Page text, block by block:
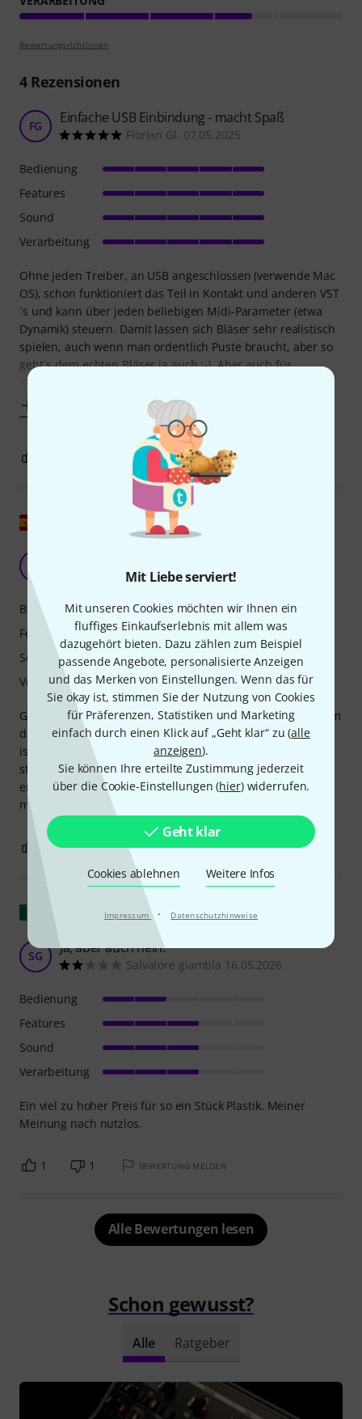
Mit Liebe serviert!
Mit unseren Cookies möchten wir Ihnen ein
fluffiges Einkaufserlebnis mit allem was
dazugehört bieten. Dazu zählen zum Beispiel
passende Angebote, personalisierte Anzeigen
und das Merken von Einstellungen. Wenn das für
Sie okay ist, stimmen Sie der Nutzung von Cookies
für Präferenzen, Statistiken und Marketing
einfach durch einen Klick auf „Geht klar“ zu (alle
anzeigen).
Sie können Ihre erteilte Zustimmung jederzeit
über die Cookie-Einstellungen (hier) widerrufen.
Geht klar
Cookies ablehnen Weitere Infos
Impressum · Datenschutzhinweise
Bewertungsrichtlinien
4Rezensionen
FG Einfache USB Einbindung - macht Spaß
Florian Gl. 07.05.2025
Ohne jeden Treiber, an USB angeschlossen (verwende Mac
OS), schon funktioniert das Teil in Kontakt und anderen VST
´s und kann über jeden beliebigen Midi-Parameter (etwa
Dynamik) steuern. Damit lassen sich Bläser sehr realistisch
spielen, auch wenn man ordentlich Puste braucht, aber so
geht´s dem echten Bläser ja auch ;-). Aber auch für
Streicher ist es klasse;
Bedienung
Features
Sound
Verarbeitung
BEWERTUNG MELDEN
Iván López 08.05.2026
Genau, es ist ein Spielzeug, das eine tolle Ergänzung ist, um
die eigene Atmung bewusst zu erlernen. Die Konstruktion
ist zwar einfach, aber den Preis nicht wert. Es ist zwar
stabil, sieht aber selbstgemacht aus. Trotzdem ist es sehr
empfehlenswert, wenn man etwas Neues ausprobieren
möchte.
Bedienung
Features
Sound
Verarbeitung
1 BEWERTUNG MELDEN
SG Ja, aber auch nein.
Salvatore giambla 16.05.2026
Ein viel zu hoher Preis für so ein Stück Plastik. Meiner
Meinung nach nutzlos.
Bedienung
Features
Sound
Verarbeitung
1 1 BEWERTUNG MELDEN
Alle Bewertungen lesen
Schon gewusst?
Alle Ratgeber